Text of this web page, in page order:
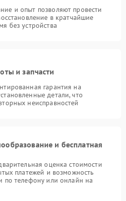
и опыт позволяют провести
в кратчайшие
без устройства
и запчасти
гарантия на
детали, что
неисправностей
и бесплатная
оценка стоимости
платежей и возможность
по телефону или онлайн на